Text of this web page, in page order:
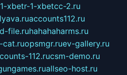
xbetr-1-xbetcc-2.ru
accounts112.ru
file.ruhahahaharms.ru
cat.ruopsmgr.ruev-gallery.ru
112.rucsm-demo.ru
allseo-host.ru